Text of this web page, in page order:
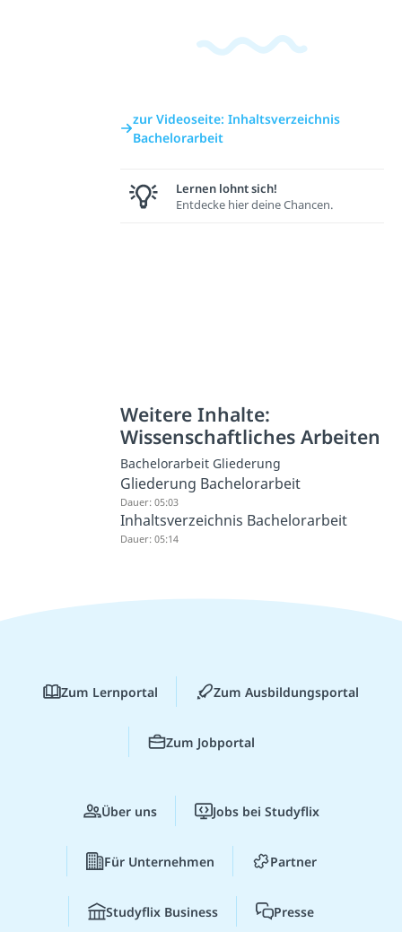
zur Videoseite: Inhaltsverzeichnis
Bachelorarbeit
Lernen lohnt sich!
Entdecke hier deine Chancen.
Weitere Inhalte:
Wissenschaftliches Arbeiten
Bachelorarbeit Gliederung
Gliederung Bachelorarbeit
Dauer: 05:03
Inhaltsverzeichnis Bachelorarbeit
Dauer: 05:14
Zum Lernportal Zum Ausbildungsportal
Zum Jobportal
Über uns Jobs bei Studyflix
Für Unternehmen Partner
Studyflix Business Presse